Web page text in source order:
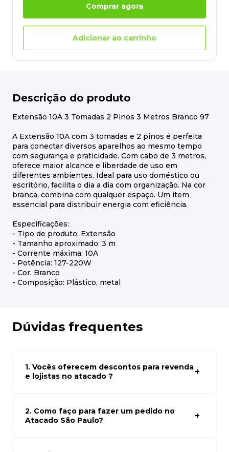
Comprar agora
Adicionar ao carrinho
Descrição do produto
Extensão 10A 3 Tomadas 2 Pinos 3 Metros Branco 97
A Extensão 10A com 3 tomadas e 2 pinos é perfeita
para conectar diversos aparelhos ao mesmo tempo
com segurança e praticidade. Com cabo de 3 metros,
oferece maior alcance e liberdade de uso em
diferentes ambientes. Ideal para uso doméstico ou
escritório, facilita o dia a dia com organização. Na cor
branca, combina com qualquer espaço. Um item
essencial para distribuir energia com eficiência.
Especificações:
- Tipo de produto: Extensão
- Tamanho aproximado: 3 m
- Corrente máxima: 10A
- Potência: 127-220W
- Cor: Branco
- Composição: Plástico, metal
Dúvidas frequentes
1. Vocês oferecem descontos para revenda
e lojistas no atacado ?
atacado empresas e compre com os melhores preços
para seu modelo de negócio
2. Como faço para fazer um pedido no
Atacado São Paulo?